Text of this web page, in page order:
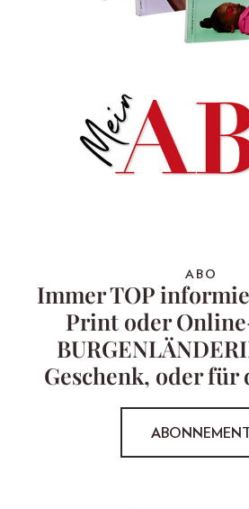
ABO
Immer TOP
Print oder
Geschenk, oder für